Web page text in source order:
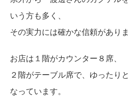
いう方も多く、
その実力には確かな信頼がありま
お店は１階がカウンター８席、
２階がテーブル席で、ゆったり
なっています。